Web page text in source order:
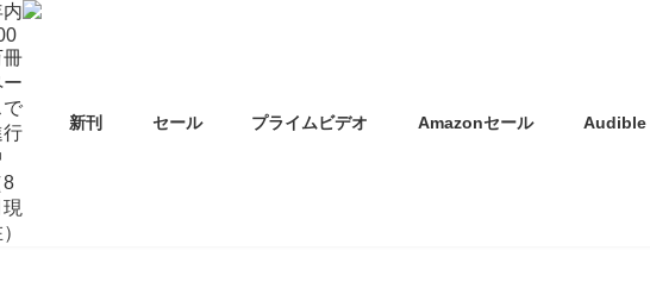
冊
で
行
8
現
新刊 セール プライムビデオ Amazonセール Audible